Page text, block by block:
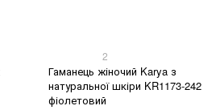
2
Гаманець жіночий Karya з
натуральної шкіри KR1173-242
фіолетовий